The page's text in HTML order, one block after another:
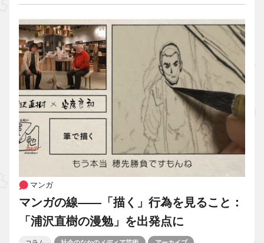
マンガ
マンガの線――「描く」行為を見ること：
「浦沢直樹の漫勉」を出発点に